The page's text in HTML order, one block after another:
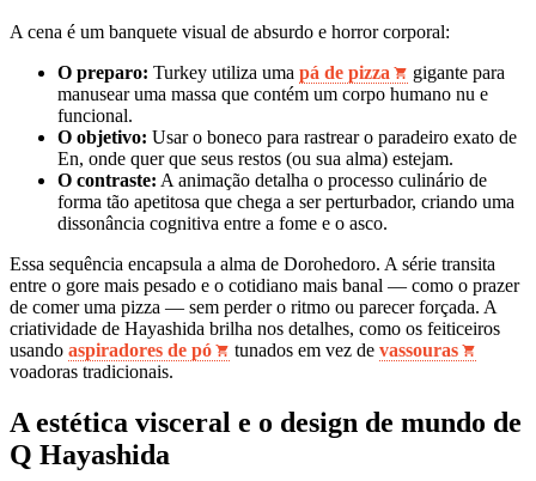
A cena é um banquete visual de absurdo e horror corporal:
O preparo: Turkey utiliza uma pá de pizza
gigante para
manusear uma massa que contém um corpo humano nu e
funcional.
O objetivo: Usar o boneco para rastrear o paradeiro exato de
En, onde quer que seus restos (ou sua alma) estejam.
O contraste: A animação detalha o processo culinário de
forma tão apetitosa que chega a ser perturbador, criando uma
dissonância cognitiva entre a fome e o asco.
Essa sequência encapsula a alma de Dorohedoro. A série transita
entre o gore mais pesado e o cotidiano mais banal — como o prazer
de comer uma pizza — sem perder o ritmo ou parecer forçada. A
criatividade de Hayashida brilha nos detalhes, como os feiticeiros
usando aspiradores de pó tunados em vez de vassouras
voadoras tradicionais.
A estética visceral e o design de mundo de
Q Hayashida